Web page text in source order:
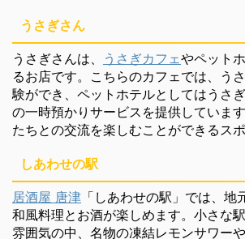
うさぎさん
うさぎさんは、 うさぎカフェやペット
るお店です。こちらのカフェでは、う
験ができ、ペットホテルとしてはうさ
の一時預かりサービスを提供していま
たちとの交流を楽しむことができるスポ
しあわせの駅
居酒屋 唐津 「しあわせの駅」では、地
和風料理とお酒が楽しめます。小さな
雰囲気の中、名物の凍結レモンサワー